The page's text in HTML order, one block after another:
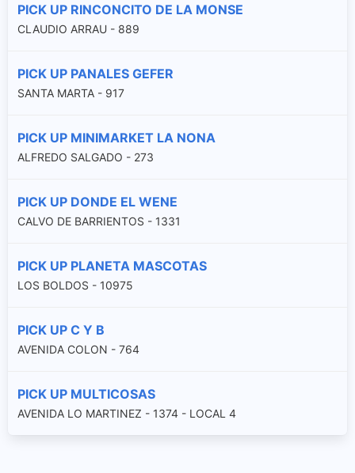
PICK UP RINCONCITO DE LA MONSE
CLAUDIO ARRAU - 889
PICK UP PANALES GEFER
SANTA MARTA - 917
PICK UP MINIMARKET LA NONA
ALFREDO SALGADO - 273
PICK UP DONDE EL WENE
CALVO DE BARRIENTOS - 1331
PICK UP PLANETA MASCOTAS
LOS BOLDOS - 10975
PICK UP C Y B
AVENIDA COLON - 764
PICK UP MULTICOSAS
AVENIDA LO MARTINEZ - 1374 - LOCAL 4